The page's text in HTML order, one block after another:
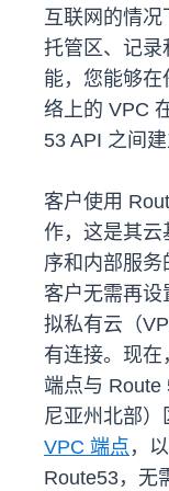
互联网的情
托管区、记录
能，您能够在
络上的 VPC
53 API 之间建
客户使用
作，这是其云
序和内部服务
客户无需再设
拟私有云（
有连接。现
端点与 Route
尼亚州北部）
VPC 端点 ，
Route53，无